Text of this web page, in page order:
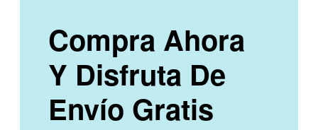
Compra Ahora
Y Disfruta De
Envío Gratis